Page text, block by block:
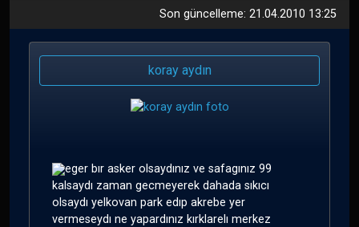
Son güncelleme: 21.04.2010 13:25
koray aydın
eger bır asker olsaydınız ve safagınız 99
kalsaydı zaman gecmeyerek dahada sıkıcı
olsaydı yelkovan park edıp akrebe yer
vermeseydı ne yapardınız kırklarelı merkez